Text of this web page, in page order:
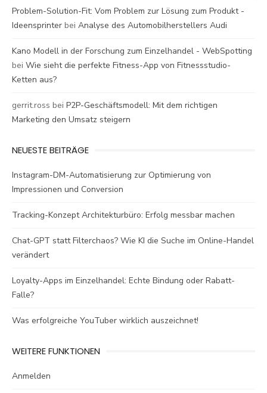
Problem-Solution-Fit: Vom Problem zur Lösung zum Produkt -
Ideensprinter bei Analyse des Automobilherstellers Audi
Kano Modell in der Forschung zum Einzelhandel - WebSpotting
bei Wie sieht die perfekte Fitness-App von Fitnessstudio-
Ketten aus?
gerrit.ross bei P2P-Geschäftsmodell: Mit dem richtigen
Marketing den Umsatz steigern
NEUESTE BEITRÄGE
Instagram-DM-Automatisierung zur Optimierung von
Impressionen und Conversion
Tracking-Konzept Architekturbüro: Erfolg messbar machen
Chat-GPT statt Filterchaos? Wie KI die Suche im Online-Handel
verändert
Loyalty-Apps im Einzelhandel: Echte Bindung oder Rabatt-
Falle?
Was erfolgreiche YouTuber wirklich auszeichnet!
WEITERE FUNKTIONEN
Anmelden